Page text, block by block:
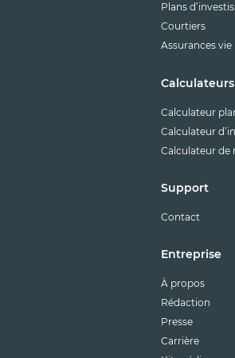
Plans
Courtiers
Assurances vie
Calculateur
Calculateur
Calculateur de
Support
Contact
Entreprise
À propos
Rédaction
Presse
Carrière